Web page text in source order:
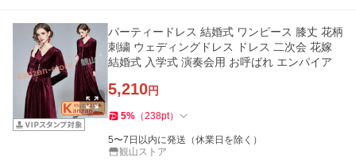
パーティードレス 結婚式 ワンピース 膝丈 花柄
刺繍 ウェディングドレス ドレス 二次会 花嫁
結婚式 入学式 演奏会用 お呼ばれ エンパイア
5,210円
5% （238pt）
5〜7日以内に発送（休業日を除く）
観山ストア